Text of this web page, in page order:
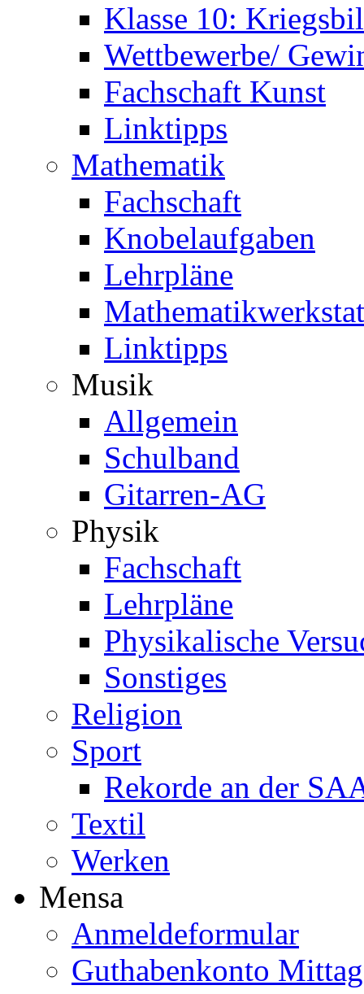
Klasse 10:
Wettbewerbe/
Fachschaft Kunst
Linktipps
Mathematik
Fachschaft
Knobelaufgaben
Lehrpläne
Linktipps
Musik
Allgemein
Schulband
Gitarren-AG
Physik
Fachschaft
Lehrpläne
Physikalische
Sonstiges
Religion
Sport
Rekorde an der
Textil
Werken
Mensa
Anmeldeformular
Guthabenkonto